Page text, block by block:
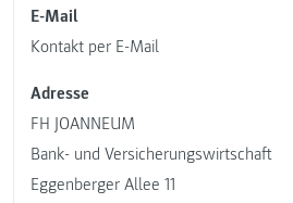
E-Mail
Kontakt per E-Mail
Adresse
FH JOANNEUM
Bank- und Versicherungswirtschaft
Eggenberger Allee 11